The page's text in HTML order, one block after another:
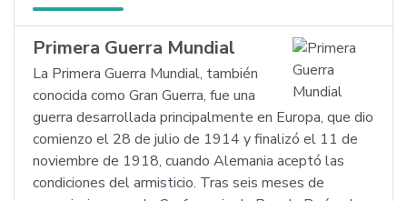
Primera Guerra Mundial
La Primera Guerra Mundial, también
conocida como Gran Guerra, fue una
guerra desarrollada principalmente en Europa, que dio
comienzo el 28 de julio de 1914 y finalizó el 11 de
noviembre de 1918, cuando Alemania aceptó las
condiciones del armisticio. Tras seis meses de